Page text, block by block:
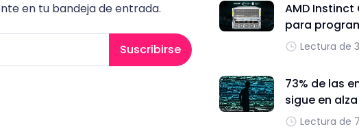
en tu bandeja de entrada.
Suscribirse
AMD
para
Lectura de
73% de las
sigue en
Lectura de